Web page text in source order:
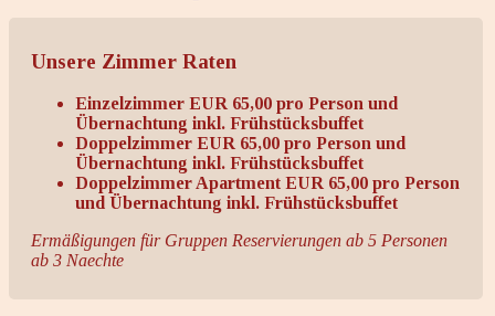
Unsere Zimmer Raten
Einzelzimmer EUR 65,00 pro Person und
Übernachtung inkl. Frühstücksbuffet
Doppelzimmer EUR 65,00 pro Person und
Übernachtung inkl. Frühstücksbuffet
Doppelzimmer Apartment EUR 65,00 pro Person
und Übernachtung inkl. Frühstücksbuffet
Ermäßigungen für Gruppen Reservierungen ab 5 Personen
ab 3 Naechte